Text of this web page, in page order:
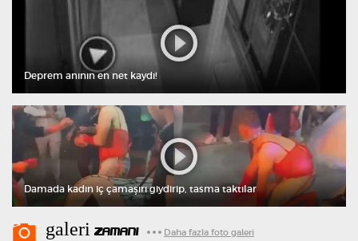
Deprem anının en net kaydı!
Damada kadın iç çamaşırı giydirip, tasma taktılar
galeri ZAMANI Daha fazla foto galeri